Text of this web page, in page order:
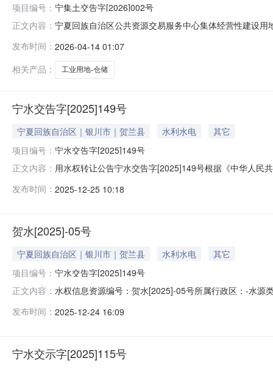
项目编号： 宁集土交告字[2026]002号
正文内容： 宁夏回族自治区公共资源交易服务中心集体经营性建设
途规划指标要求供地状况出让/出租年限(年)起始价（万
间挂牌（报价）截止时间容积率（
发布时间： 2026-04-14 01:07
相关产品：
工业用地-仓储
宁水交告字[2025]149号
宁夏回族自治区｜银川市｜贺兰县 水利水电
其它
项目编号： 宁水交告字[2025]149号
正文内容： 用水权转让公告宁水交告字[2025]149号根据《中华人民
资源交易平台自然资源要素交易市场用水权交易系统（
发布时间： 2025-12-25 10:18
贺水[2025]-05号
宁夏回族自治区｜银川市｜贺兰县 水利水电
其它
项目编号： 宁水交告字[2025]149号
正文内容： 水权信息资源编号：贺水[2025]-05号所属行政区：-水源
夏回族自治区用水权市场交易规则》等有关规定，宁夏
发布时间： 2025-12-24 16:09
宁水交示字[2025]115号